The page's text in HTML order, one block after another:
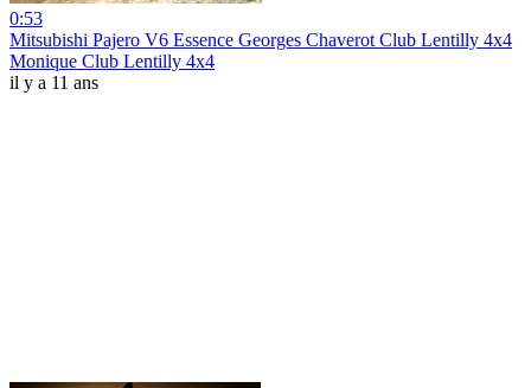
0:53
Mitsubishi Pajero V6 Essence Georges Chaverot Club Lentilly 4x4
Monique Club Lentilly 4x4
il y a 11 ans